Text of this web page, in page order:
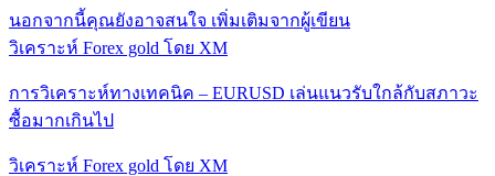
นอกจากนี้คุณยังอาจสนใจ เพิ่มเติมจากผู้เขียน
วิเคราะห์ Forex gold โดย XM
การวิเคราะห์ทางเทคนิค – EURUSD เล่นแนวรับใกล้กับสภาวะ
ซื้อมากเกินไป
วิเคราะห์ Forex gold โดย XM